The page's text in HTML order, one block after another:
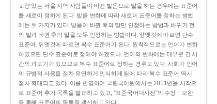
교양 있는 서울 지역 사람들이 바뀐 발음으로 말을 하는 경우에는 표준어
를 새로이 정하게 된다. 발음 변화에 따라 새로이 표준어를 정하는 방법
에는 두 가지가 있다. 발음이 바뀐 후의 말만 인정하는 방법과 바뀌기 전
의 말과 바뀐 후의 말을 모두 인정하는 방법이다. 앞엣것에 따르면 단수
표준어, 뒤엣것에 따르면 복수 표준어가 된다. 원칙적으로는 언어가 변화
하였으면 단수 표준어로 정해야 하겠으나, 언어의 변화에는 대부분 긴 시
간의 과도기가 있으므로 복수 표준어로 정하는 경우도 있다. 사회가 언어
의 규범적 사용을 점차 유연하게 인식하게 됨에 따라 복수 표준어 역시
점차 확대되고 있다. 이를 반영하여 국립국어원에서는 2011년을 시작으
로 표준어 추가 목록을 발표하고 있고, “표준국어대사전”의 수정ㆍ보완
을 통해 표준어의 목록을 갱신하고 있다.